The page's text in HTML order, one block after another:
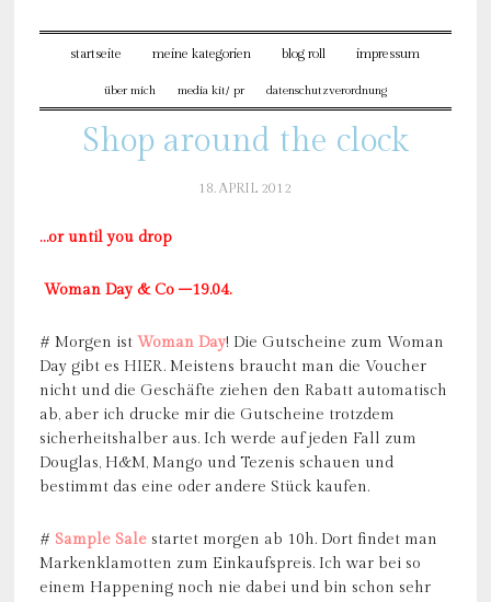
startseite meine kategorien blog roll impressum
über mich media kit/ pr datenschutzverordnung
Shop around the clock
18. APRIL 2012
…or until you drop
Woman Day & Co –19.04.
# Morgen ist Woman Day! Die Gutscheine zum Woman
Day gibt es HIER. Meistens braucht man die Voucher
nicht und die Geschäfte ziehen den Rabatt automatisch
ab, aber ich drucke mir die Gutscheine trotzdem
sicherheitshalber aus. Ich werde auf jeden Fall zum
Douglas, H&M, Mango und Tezenis schauen und
bestimmt das eine oder andere Stück kaufen.
# Sample Salestartet morgen ab 10h. Dort findet man
Markenklamotten zum Einkaufspreis. Ich war bei so
einem Happening noch nie dabei und bin schon sehr